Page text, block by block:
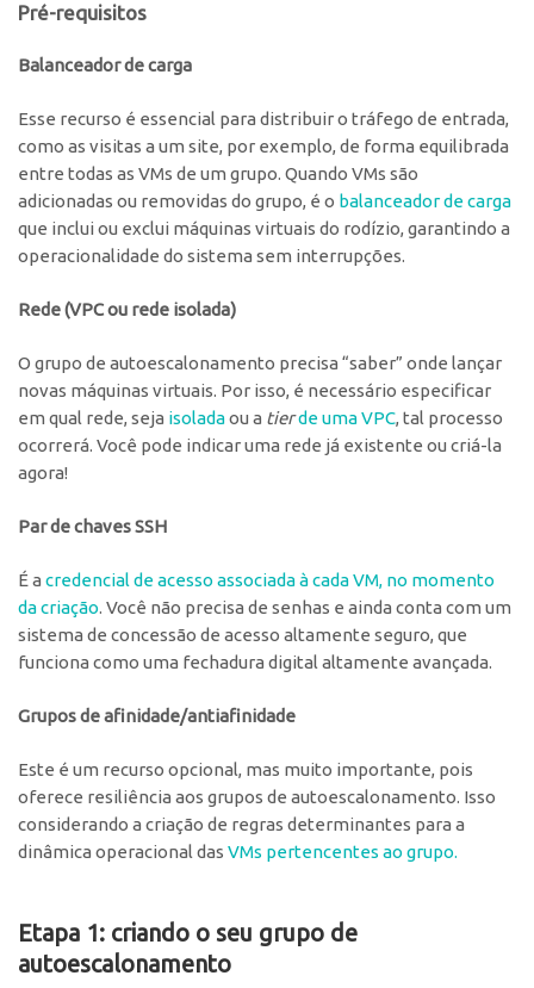
Pré-requisitos
Balanceador de carga
Esse recurso é essencial para distribuir o tráfego de entrada,
como as visitas a um site, por exemplo, de forma equilibrada
entre todas as VMs de um grupo. Quando VMs são
adicionadas ou removidas do grupo, é o balanceador de carga
que inclui ou exclui máquinas virtuais do rodízio, garantindo a
operacionalidade do sistema sem interrupções.
Rede (VPC ou rede isolada)
O grupo de autoescalonamento precisa “saber” onde lançar
novas máquinas virtuais. Por isso, é necessário especificar
em qual rede, seja isoladaou a tierde uma VPC, tal processo
ocorrerá. Você pode indicar uma rede já existente ou criá-la
agora!
Par de chaves SSH
É a credencial de acesso associada à cada VM, no momento
da criação. Você não precisa de senhas e ainda conta com um
sistema de concessão de acesso altamente seguro, que
funciona como uma fechadura digital altamente avançada.
Grupos de afinidade/antiafinidade
Este é um recurso opcional, mas muito importante, pois
oferece resiliência aos grupos de autoescalonamento. Isso
considerando a criação de regras determinantes para a
dinâmica operacional das VMs pertencentes ao grupo.
Etapa 1: criando o seu grupo de
autoescalonamento